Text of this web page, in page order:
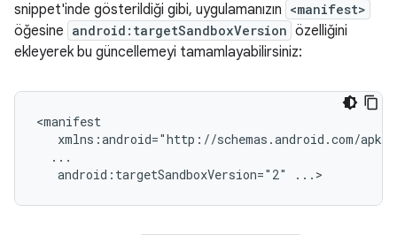
snippet'inde gösterildiği gibi, uygulamanızın <manifest>
öğesine android:targetSandboxVersion özelliğini
ekleyerek bu güncellemeyi tamamlayabilirsiniz:
android:targetSandboxVersion="2"